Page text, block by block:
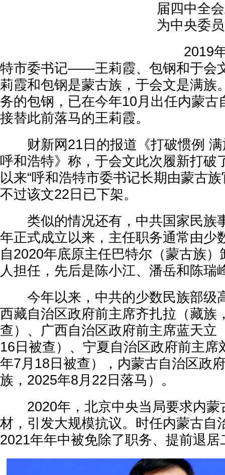
届四中全
为中央委
2019年
特市委书记——王莉霞、包钢和于会
莉霞和包钢是蒙古族，于会文是满族
务的包钢，已在今年10月出任内蒙古
接替此前落马的王莉霞。
财新网21日的报道《打破惯例 满
呼和浩特》称，于会文此次履新打破
以来“呼和浩特市委书记长期由蒙古
不过该文22日已下架。
类似的情况还有，中共国家民族
年正式成立以来，主任职务通常由少
自2020年底原主任巴特尔（蒙古族
人担任，先后是陈小江、潘岳和陈瑞
今年以来，中共的少数民族部级
西藏自治区政府前主席齐扎拉（藏族
查）、广西自治区政府前主席蓝天立
16日被查）、宁夏自治区政府前主席
年7月18日被查），内蒙古自治区政
族，2025年8月22日落马）。
2020年，北京中央当局要求内蒙
材，引发大规模抗议。时任内蒙古自
2021年年中被免除了职务、提前退居